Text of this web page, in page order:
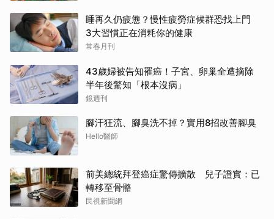
睡再久仍疲憊？慢性疲勞症候群恐找上門
3大習慣正在消耗你的健康
常春月刊
43歲婦被告知罹癌！子宮、卵巢全遭摘除
半年後驚知「根本沒病」
鏡週刊
腳汗狂流、腳臭洗不掉？實用8招改善腳臭
Hello醫師
前美總統拜登癌症驚傳擴散 兒子證實：已
轉移至骨骼
民視新聞網